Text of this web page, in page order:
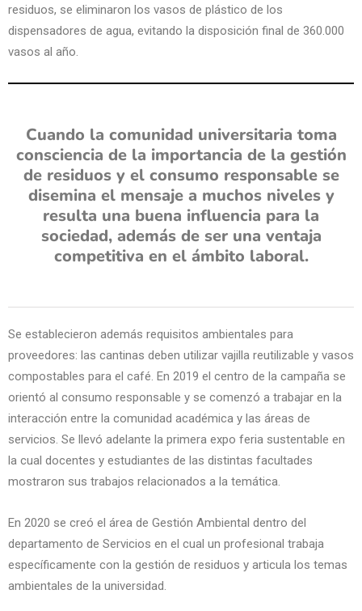
residuos, se eliminaron los vasos de plástico de los
dispensadores de agua, evitando la disposición final de 360.000
vasos al año.
Cuando la comunidad universitaria toma
consciencia de la importancia de la gestión
de residuos y el consumo responsable se
disemina el mensaje a muchos niveles y
resulta una buena influencia para la
sociedad, además de ser una ventaja
competitiva en el ámbito laboral.
Se establecieron además requisitos ambientales para
proveedores: las cantinas deben utilizar vajilla reutilizable y vasos
compostables para el café. En 2019 el centro de la campaña se
orientó al consumo responsable y se comenzó a trabajar en la
interacción entre la comunidad académica y las áreas de
servicios. Se llevó adelante la primera expo feria sustentable en
la cual docentes y estudiantes de las distintas facultades
mostraron sus trabajos relacionados a la temática.
En 2020 se creó el área de Gestión Ambiental dentro del
departamento de Servicios en el cual un profesional trabaja
específicamente con la gestión de residuos y articula los temas
ambientales de la universidad.